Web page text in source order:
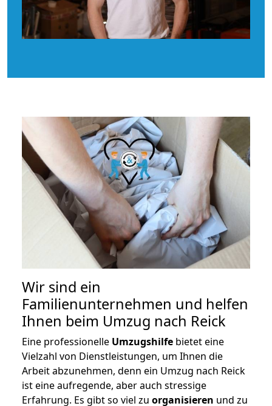
Wir sind ein
Familienunternehmen und helfen
Ihnen beim Umzug nach Reick
Eine professionelle Umzugshilfe bietet eine
Vielzahl von Dienstleistungen, um Ihnen die
Arbeit abzunehmen, denn ein Umzug nach Reick
ist eine aufregende, aber auch stressige
Erfahrung. Es gibt so viel zu organisieren und zu